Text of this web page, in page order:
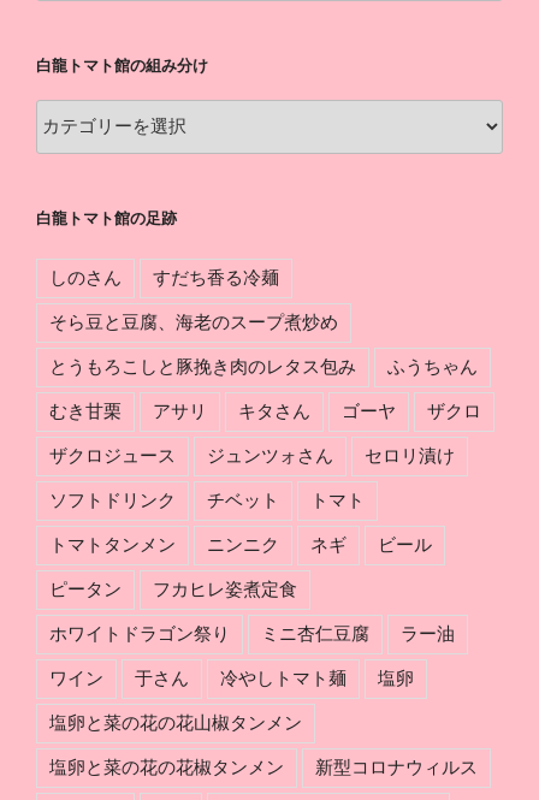
ト
館
の
白龍トマト館の組み分け
龍
ト
館
み
分
白龍トマト館の足跡
しのさん すだち香る冷麺
そら豆と豆腐、海老のスープ煮炒め
とうもろこしと豚挽き肉のレタス包み ふうちゃん
むき甘栗 アサリ キタさん ゴーヤ ザクロ
ザクロジュース ジュンツォさん セロリ漬け
ソフトドリンク チベット トマト
トマトタンメン ニンニク ネギ ビール
ピータン フカヒレ姿煮定食
ホワイトドラゴン祭り ミニ杏仁豆腐 ラー油
ワイン 于さん 冷やしトマト麺 塩卵
塩卵と菜の花の花山椒タンメン
塩卵と菜の花の花椒タンメン 新型コロナウィルス